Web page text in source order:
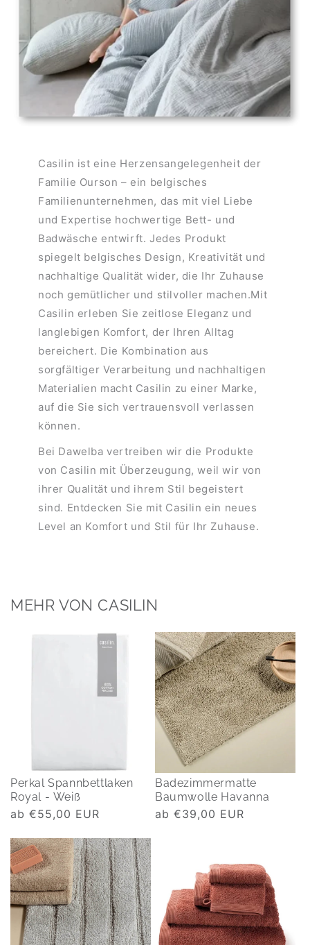
Casilin ist eine Herzensangelegenheit der
Familie Ourson – ein belgisches
Familienunternehmen, das mit viel Liebe
und Expertise hochwertige Bett- und
Badwäsche entwirft. Jedes Produkt
spiegelt belgisches Design, Kreativität und
nachhaltige Qualität wider, die Ihr Zuhause
noch gemütlicher und stilvoller machen.Mit
Casilin erleben Sie zeitlose Eleganz und
langlebigen Komfort, der Ihren Alltag
bereichert. Die Kombination aus
sorgfältiger Verarbeitung und nachhaltigen
Materialien macht Casilin zu einer Marke,
auf die Sie sich vertrauensvoll verlassen
können.
Bei Dawelba vertreiben wir die Produkte
von Casilin mit Überzeugung, weil wir von
ihrer Qualität und ihrem Stil begeistert
sind. Entdecken Sie mit Casilin ein neues
Level an Komfort und Stil für Ihr Zuhause.
MEHR VON CASILIN
Perkal Spannbettlaken
Royal - Weiß
Normaler
ab €55,00 EUR
Badezimmermatte
Baumwolle Havanna
Normaler
ab €39,00 EUR